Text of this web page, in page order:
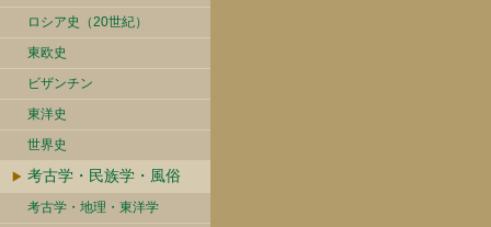
ロシア史（20世紀）
東欧史
ビザンチン
東洋史
世界史
考古学・民族学・風俗
考古学・地理・東洋学